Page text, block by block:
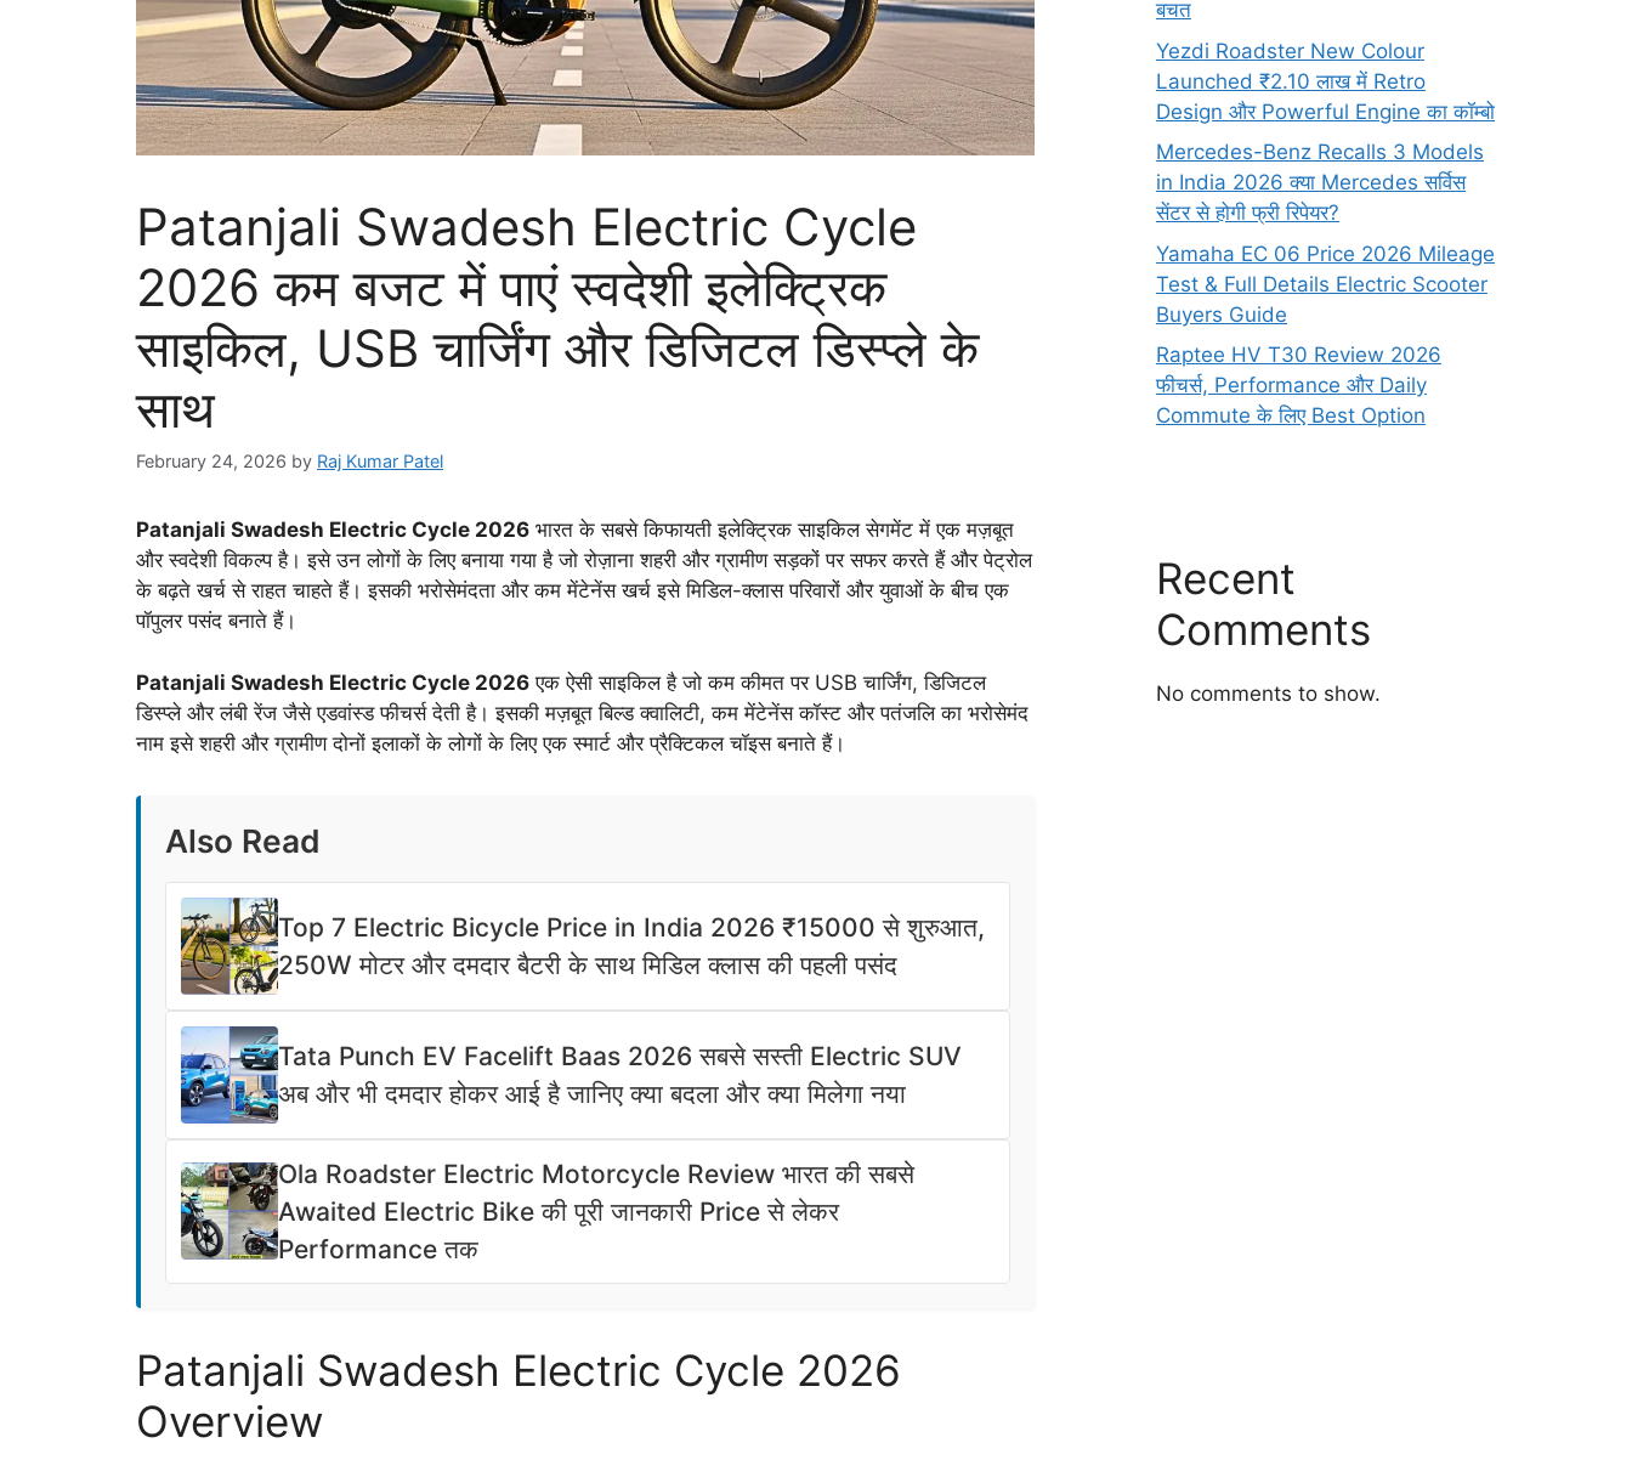
Patanjali Swadesh Electric Cycle
2026 कम बजट में पाएं स्वदेशी इलेक्ट्रिक
साइकिल, USB चार्जिंग और डिजिटल डिस्प्ले के
साथ
February 24, 2026 by Raj Kumar Patel
Patanjali Swadesh Electric Cycle 2026 भारत के सबसे किफायती इलेक्ट्रिक साइकिल सेगमेंट में एक मज़बूत
और स्वदेशी विकल्प है। इसे उन लोगों के लिए बनाया गया है जो रोज़ाना शहरी और ग्रामीण सड़कों पर सफर करते हैं और पेट्रोल
के बढ़ते खर्च से राहत चाहते हैं। इसकी भरोसेमंदता और कम मेंटेनेंस खर्च इसे मिडिल-क्लास परिवारों और युवाओं के बीच एक
पॉपुलर पसंद बनाते हैं।
Patanjali Swadesh Electric Cycle 2026 एक ऐसी साइकिल है जो कम कीमत पर USB चार्जिंग, डिजिटल
डिस्प्ले और लंबी रेंज जैसे एडवांस्ड फीचर्स देती है। इसकी मज़बूत बिल्ड क्वालिटी, कम मेंटेनेंस कॉस्ट और पतंजलि का भरोसेमंद
नाम इसे शहरी और ग्रामीण दोनों इलाकों के लोगों के लिए एक स्मार्ट और प्रैक्टिकल चॉइस बनाते हैं।
Also Read
Top 7 Electric Bicycle Price in India 2026 ₹15000 से शुरुआत,
250W मोटर और दमदार बैटरी के साथ मिडिल क्लास की पहली पसंद
Tata Punch EV Facelift Baas 2026 सबसे सस्ती Electric SUV
अब और भी दमदार होकर आई है जानिए क्या बदला और क्या मिलेगा नया
Ola Roadster Electric Motorcycle Review भारत की सबसे
Awaited Electric Bike की पूरी जानकारी Price से लेकर
Performance तक
Patanjali Swadesh Electric Cycle 2026
Overview
बचत
Yezdi Roadster New Colour
Launched ₹2.10 लाख में Retro
Design और Powerful Engine का कॉम्बो
Mercedes-Benz Recalls 3 Models
in India 2026 क्या Mercedes सर्विस
सेंटर से होगी फ्री रिपेयर?
Yamaha EC 06 Price 2026 Mileage
Test & Full Details Electric Scooter
Buyers Guide
Raptee HV T30 Review 2026
फीचर्स, Performance और Daily
Commute के लिए Best Option
Recent
Comments
No comments to show.